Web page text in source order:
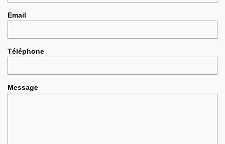
Email
Téléphone
Message